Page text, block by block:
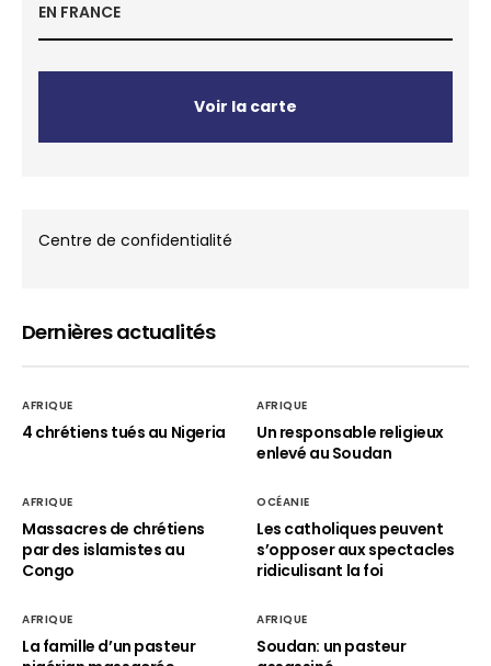
EN FRANCE
Voir la carte
Centre de confidentialité
Dernières actualités
AFRIQUE
4 chrétiens tués au Nigeria
AFRIQUE
Un responsable religieux
enlevé au Soudan
AFRIQUE
Massacres de chrétiens
par des islamistes au
Congo
OCÉANIE
Les catholiques peuvent
s’opposer aux spectacles
ridiculisant la foi
AFRIQUE
La famille d’un pasteur
AFRIQUE
Soudan: un pasteur